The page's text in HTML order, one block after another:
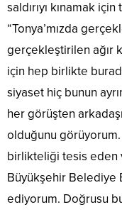
saldırıyı kınamak
“Tonya’mızda
gerçekleştirilen ağır
için hep birlikte
siyaset hiç bunun
her görüşten
olduğunu
birlikteliği tesis eden
Büyükşehir Belediye
ediyorum. Doğrusu